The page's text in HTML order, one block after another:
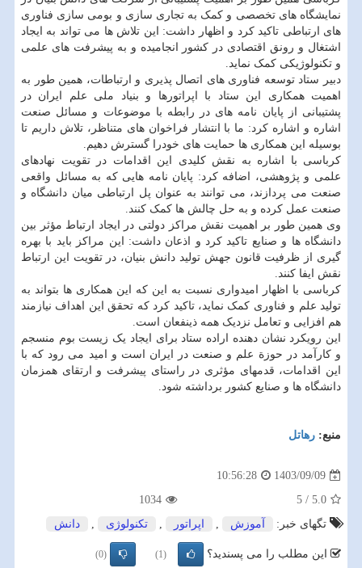
نمایشگاه های تخصصی و کمک به تجاری سازی و بومی سازی فناوری
های ارتباطی تاکید کرد و اظهار داشت: این تلاش ها می تواند به ایجاد
اشتغال و رونق اقتصادی در کشور انجامیده و به پیشرفت های علمی
و تکنولوژیکی کمک نماید.
دبیر ستاد توسعه فناوری های اتصال پذیری و ارتباطات، همین طور به
اهمیت همکاری این ستاد با اپراتورها و بنیاد ملی علم ایران در
پشتیبانی از پایان نامه های در رابطه با موضوعات و مسائل صنعت
اشاره و اشاره کرد: ما با انتشار فراخوان های متناظر، تلاش داریم تا
بوسیله این همکاری ها حمایت های خودرا گسترش دهیم.
کرباسی با اشاره به نقش کلیدی این اقدامات در تقویت نهادهای
علمی و پژوهشی، اضافه کرد: پایان نامه هایی که به مسائل واقعی
صنعت می پردازند، می توانند به عنوان پل ارتباطی میان دانشگاه و
صنعت عمل کرده و به حل چالش ها کمک کنند.
وی همین طور بر اهمیت نقش مراکز دولتی در ایجاد ارتباط مؤثر بین
دانشگاه ها و صنایع تاکید کرد و اذعان داشت: این مراکز باید با بهره
گیری از ظرفیت قانون جهش تولید دانش بنیان، در تقویت این ارتباط
نقش ایفا کنند.
کرباسی با اظهار امیدواری نسبت به این که این همکاری ها بتواند به
تولید علم و فناوری کمک نماید، تاکید کرد که تحقق این اهداف نیازمند
هم افزایی و تعامل نزدیک همه ذینفعان است.
این رویکرد نشان دهنده اراده ستاد برای ایجاد یک زیست بوم منسجم
و کارآمد در حوزة علم و صنعت در ایران است و امید می رود که با
این اقدامات، قدمهای مؤثری در راستای پیشرفت و ارتقای همزمان
دانشگاه ها و صنایع کشور برداشته شود.
منبع: رهاتل
1403/09/09
10:56:28
5.0
/
5
1034
تگهای خبر:
آموزش , اپراتور , تكنولوژی , دانش
این مطلب را می پسندید؟ (1)
(0)